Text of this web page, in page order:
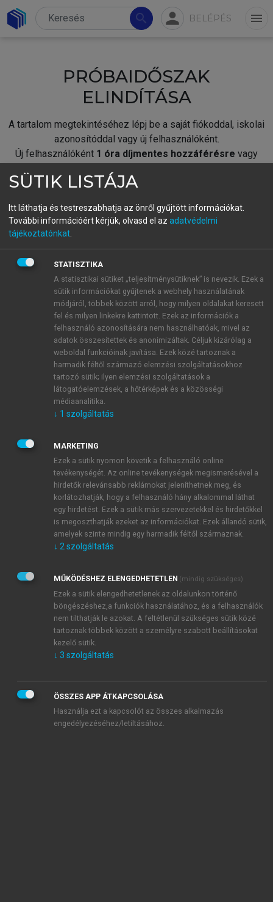
search person BELÉPÉS menu
PRÓBAIDŐSZAK
ELINDÍTÁSA
A tartalom megtekintéséhez lépj be a saját fiókoddal, iskolai
azonosítóddal vagy új felhasználóként.
Új felhasználóként 1 óra díjmentes hozzáférésre vagy
fiókoddal,vagy hozz létre új fiókot.
A regisztráció után apróbaidőszakautomatikusan
BELÉPÉS SAJÁT FIÓKKAL
ÚJ FIÓK LÉTREHOZÁSA
1 óra díjmentes hozzáférés
E-MAIL-CÍM
JELSZÓ
JELSZÓ ÚJRA
Kérek értesítést a MeRSZ újdonságairól, akcióiról.
Kérek értesítést az Akadémiai Kiadó Zrt. újdonságairól,
Adatkezelési tájékoztatóbanfoglaltakat tudomásul
veszem és elfogadom.
Általános vásárlási feltételeket, valamint a szotar.netés a
mersz.huoldalak licencszerződéseiben foglaltakat
tudomásul veszem és elfogadom.
KIPRÓBÁLOM
SÜTIK LISTÁJA
Itt láthatja és testreszabhatja az önről gyűjtött információkat.
További információért kérjük, olvasd el az adatvédelmi
tájékoztatónkat
STATISZTIKA
A statisztikai sütiket „teljesítménysütiknek” is nevezik. Ezek a
sütik információkat gyűjtenek a webhely használatának
módjáról, többek között arról, hogy milyen oldalakat keresett
fel és milyen linkekre kattintott. Ezek az információk a
felhasználó azonosítására nem használhatóak, mivel az
adatok összesítettek és anonimizáltak. Céljuk kizárólag a
weboldal funkcióinak javítása. Ezek közé tartoznak a
harmadik féltől származó elemzési szolgáltatásokhoz
tartozó sütik; ilyen elemzési szolgáltatások a
látogatóelemzések, a hőtérképek és a közösségi
médiaanalitika.
↓ 1 szolgáltatás
MARKETING
Ezek a sütik nyomon követik a felhasználó online
tevékenységét. Az online tevékenységek megismerésével a
hirdetők relevánsabb reklámokat jeleníthetnek meg, és
korlátozhatják, hogy a felhasználó hány alkalommal láthat
egy hirdetést. Ezek a sütik más szervezetekkel és hirdetőkkel
is megoszthatják ezeket az információkat. Ezek állandó sütik,
amelyek szinte mindig egy harmadik féltől származnak.
↓ 2 szolgáltatás
MŰKÖDÉSHEZ ELENGEDHETETLEN (mindig szükséges)
Ezek a sütik elengedhetetlenek az oldalunkon történő
böngészéshez,a funkciók használatához, és a felhasználók
nem tilthatják le azokat. A feltétlenül szükséges sütik közé
tartoznak többek között a személyre szabott beállításokat
kezelő sütik.
↓ 3 szolgáltatás
ÖSSZES APP ÁTKAPCSOLÁSA
Használja ezt a kapcsolót az összes alkalmazás
engedélyezéséhez/letiltásához.